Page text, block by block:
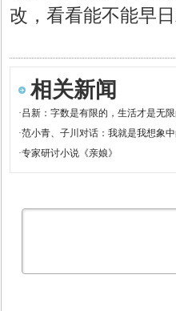
改，看看能不能早日
相关新闻
·吕新：字数是有限的，生活才是无
·范小青、子川对话：我就是我想象中
·专家研讨小说《亲娘》